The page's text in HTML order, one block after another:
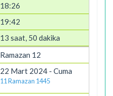
18:26
19:42
13 saat, 50 dakika
Ramazan 12
22 Mart 2024 - Cuma
11 Ramazan 1445